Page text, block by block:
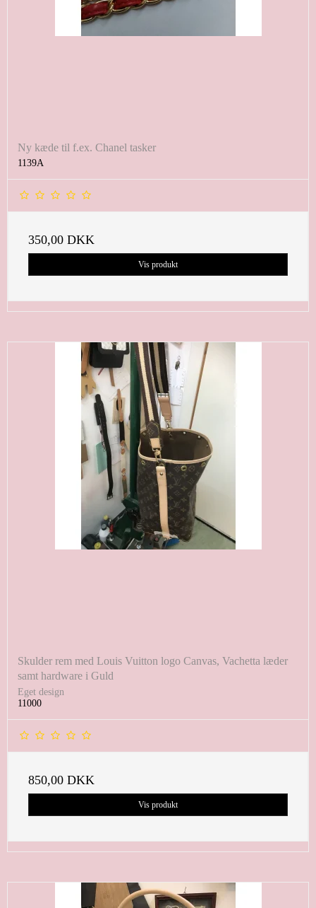
Ny kæde til f.ex. Chanel tasker
1139A
350,00 DKK
Vis produkt
Skulder rem med Louis Vuitton logo Canvas, Vachetta læder
samt hardware i Guld
Eget design
11000
850,00 DKK
Vis produkt